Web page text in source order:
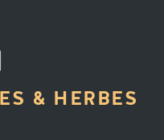
& HERBES